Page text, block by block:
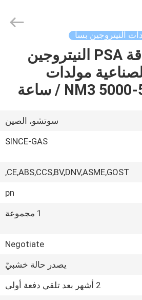
النيتروجين بسا
توفير الطاقة PSA النيتروجين
مولدات
سوتشو، الصين
SINCE-GAS
CE,ABS,CCS,BV,DNV,ASME,GOST,
pn
1 مجموعة
Negotiate
يصدر حالة خشبيّ
2 أشهر بعد تلقي دفعة أولى